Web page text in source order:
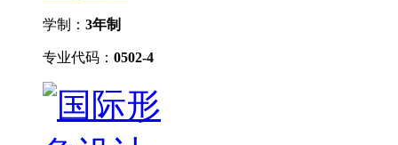
学制： 3年制
专业代码： 0502-4